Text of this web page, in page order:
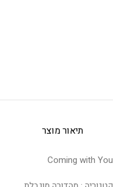
תיאור מוצר
Coming with You